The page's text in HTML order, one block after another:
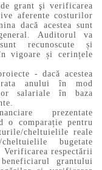
grant şi verificarea
aferente costurilor
dacă acestea sunt
Auditorul va
recunoscute și
vigoare și cerințele
- dacă acestea
anului în mod
salariale în baza
prezentate
o comparație pentru
cheltuielile reale
bugetate
Verificarea respectării
grantului